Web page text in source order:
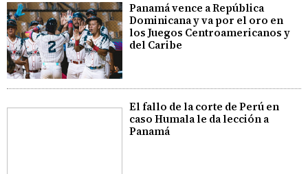
Panamá vence a República
Dominicana y va por el oro en
los Juegos Centroamericanos y
del Caribe
El fallo de la corte de Perú en
caso Humala le da lección a
Panamá